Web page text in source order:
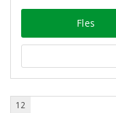
Fles
12